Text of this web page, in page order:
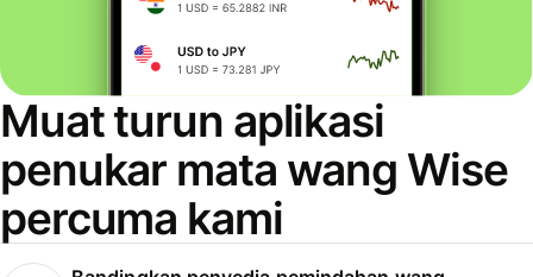
Muat turun aplikasi
penukar mata wang Wise
percuma kami